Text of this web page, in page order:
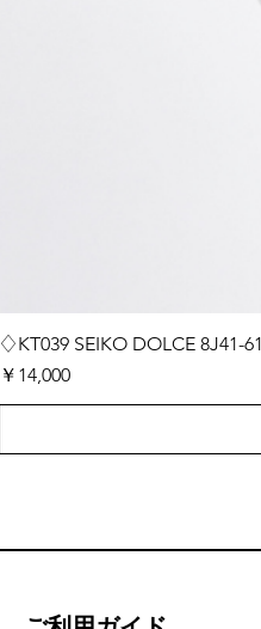
♢KT039 SEIKO DOLCE 8J41-
価格
￥14,000